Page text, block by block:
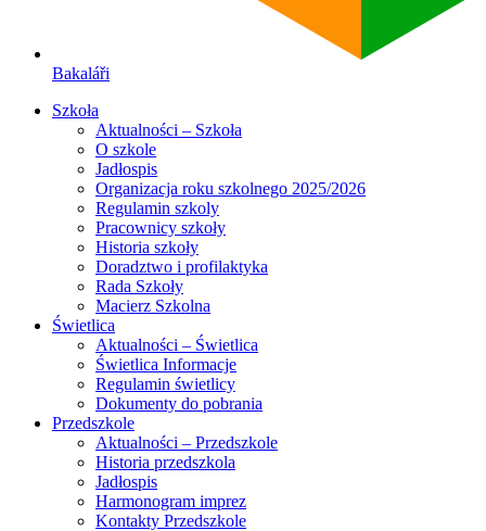
Bakaláři
Szkoła
Aktualności – Szkoła
O szkole
Jadłospis
Organizacja roku szkolnego 2025/2026
Regulamin szkoly
Pracownicy szkoły
Historia szkoły
Doradztwo i profilaktyka
Rada Szkoły
Macierz Szkolna
Świetlica
Aktualności – Świetlica
Świetlica Informacje
Regulamin świetlicy
Dokumenty do pobrania
Przedszkole
Aktualności – Przedszkole
Historia przedszkola
Jadłospis
Harmonogram imprez
Kontakty Przedszkole